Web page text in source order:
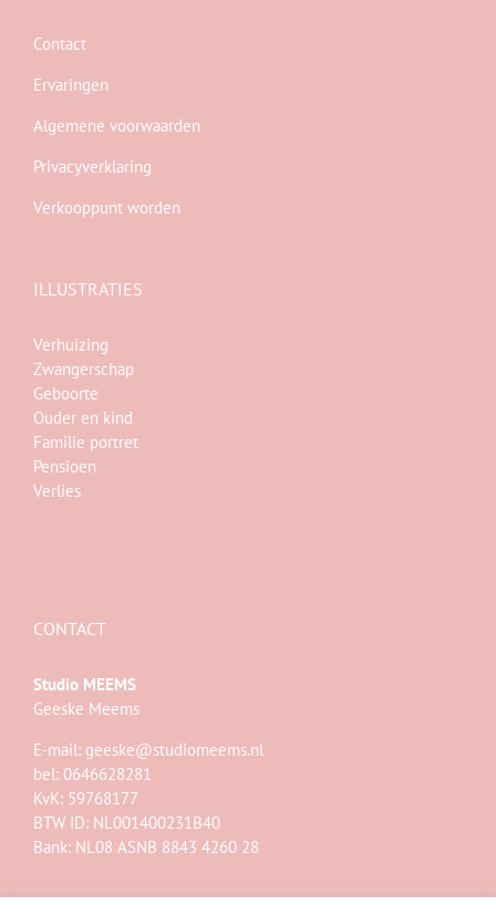
Contact
Ervaringen
Algemene voorwaarden
Privacyverklaring
Verkooppunt worden
ILLUSTRATIES
Verhuizing
Zwangerschap
Geboorte
Ouder en kind
Familie portret
Pensioen
Verlies
CONTACT
Studio MEEMS
Geeske Meems
E-mail: geeske@studiomeems.nl
bel: 0646628281
KvK: 59768177
BTW ID: NL001400231B40
Bank: NL08 ASNB 8843 4260 28